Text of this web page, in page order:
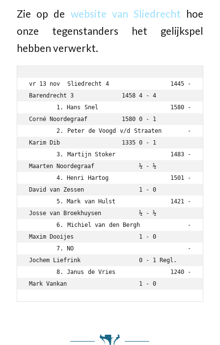
Zie op de website van Sliedrecht hoe
onze tegenstanders het gelijkspel
hebben verwerkt.
vr 13 nov  Sliedrecht 4                 1445 -
Barendrecht 3              1458 4 - 4
Corné Noordegraaf          1580 0 - 1
Karim Dib                  1335 0 - 1
	3. Martijn Stoker               1483 -
Maarten Noordegraaf             ½ - ½
	4. Henri Hartog                 1501 -
David van Zessen                1 - 0
	5. Mark van Hulst               1421 -
Josse van Broekhuysen           ½ - ½
	6. Michiel van den Bergh             -
Maxim Dooijes                   1 - 0
Jochem Liefrink                 0 - 1 Regl.
	8. Janus de Vries               1240 -
Mark Vankan                     1 - 0